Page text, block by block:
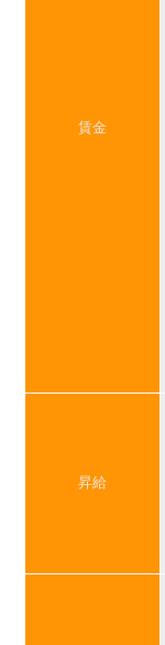
賃金
昇給